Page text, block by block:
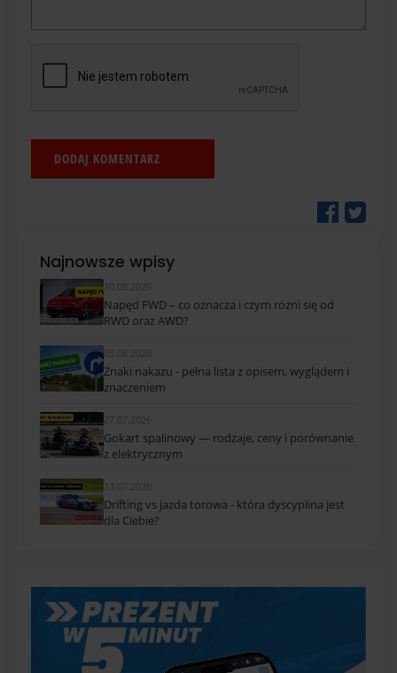
Najnowsze wpisy
10.08.2026
Napęd FWD – co oznacza i czym różni się od
RWD oraz AWD?
05.08.2026
Znaki nakazu - pełna lista z opisem, wyglądem i
znaczeniem
27.07.2026
Gokart spalinowy — rodzaje, ceny i porównanie
z elektrycznym
13.07.2026
Drifting vs jazda torowa - która dyscyplina jest
dla Ciebie?